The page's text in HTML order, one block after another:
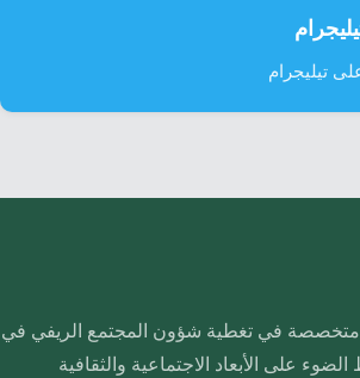
تيليجرام
متخصصة في تغطية شؤون المجتمع الريفي في
على الأبعاد الاجتماعية والثقافية